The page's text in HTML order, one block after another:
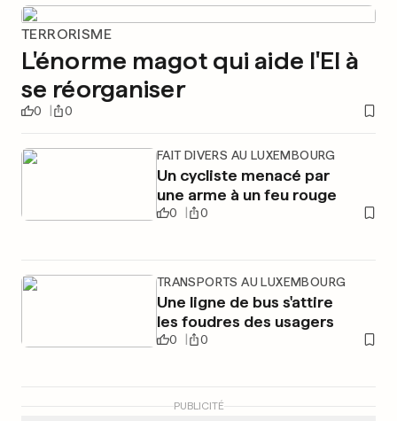
TERRORISME
L'énorme magot qui aide l'EI à
se réorganiser
0 0
FAIT DIVERS AU LUXEMBOURG
Un cycliste menacé par
une arme à un feu rouge
0 0
TRANSPORTS AU LUXEMBOURG
Une ligne de bus s'attire
les foudres des usagers
0 0
PUBLICITÉ